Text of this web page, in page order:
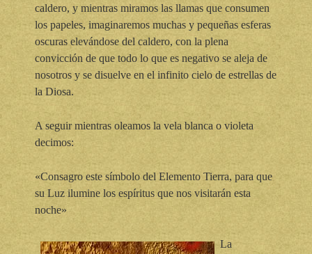
caldero, y mientras miramos las llamas que consumen
los papeles, imaginaremos muchas y pequeñas esferas
oscuras elevándose del caldero, con la plena
convicción de que todo lo que es negativo se aleja de
nosotros y se disuelve en el infinito cielo de estrellas de
la Diosa.
A seguir mientras oleamos la vela blanca o violeta
decimos:
«Consagro este símbolo del Elemento Tierra, para que
su Luz ilumine los espíritus que nos visitarán esta
noche»
La